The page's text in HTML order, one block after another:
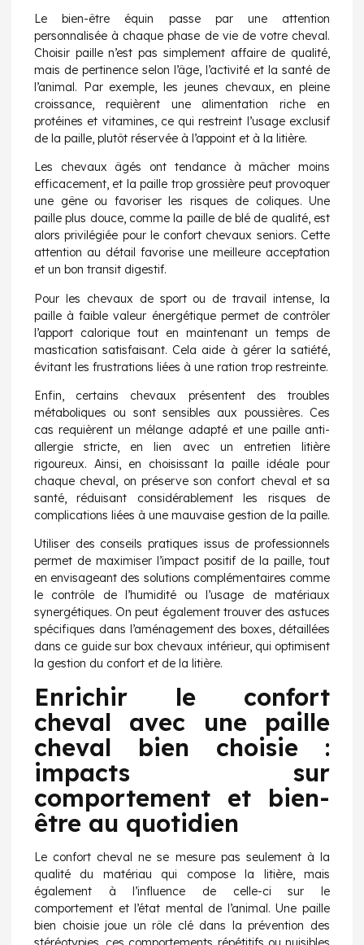
Le bien-être équin passe par une attention
personnalisée à chaque phase de vie de votre cheval.
Choisir paille n’est pas simplement affaire de qualité,
mais de pertinence selon l’âge, l’activité et la santé de
l’animal. Par exemple, les jeunes chevaux, en pleine
croissance, requièrent une alimentation riche en
protéines et vitamines, ce qui restreint l’usage exclusif
de la paille, plutôt réservée à l’appoint et à la litière.
Les chevaux âgés ont tendance à mâcher moins
efficacement, et la paille trop grossière peut provoquer
une gêne ou favoriser les risques de coliques. Une
paille plus douce, comme la paille de blé de qualité, est
alors privilégiée pour le confort chevaux seniors. Cette
attention au détail favorise une meilleure acceptation
et un bon transit digestif.
Pour les chevaux de sport ou de travail intense, la
paille à faible valeur énergétique permet de contrôler
l’apport calorique tout en maintenant un temps de
mastication satisfaisant. Cela aide à gérer la satiété,
évitant les frustrations liées à une ration trop restreinte.
Enfin, certains chevaux présentent des troubles
métaboliques ou sont sensibles aux poussières. Ces
cas requièrent un mélange adapté et une paille anti-
allergie stricte, en lien avec un entretien litière
rigoureux. Ainsi, en choisissant la paille idéale pour
chaque cheval, on préserve son confort cheval et sa
santé, réduisant considérablement les risques de
complications liées à une mauvaise gestion de la paille.
Utiliser des conseils pratiques issus de professionnels
permet de maximiser l’impact positif de la paille, tout
en envisageant des solutions complémentaires comme
le contrôle de l’humidité ou l’usage de matériaux
synergétiques. On peut également trouver des astuces
spécifiques dans l’aménagement des boxes, détaillées
dans ce guide sur box chevaux intérieur, qui optimisent
la gestion du confort et de la litière.
Enrichir le confort
cheval avec une paille
cheval bien choisie :
impacts sur
comportement et bien-
être au quotidien
Le confort cheval ne se mesure pas seulement à la
qualité du matériau qui compose la litière, mais
également à l’influence de celle-ci sur le
comportement et l’état mental de l’animal. Une paille
bien choisie joue un rôle clé dans la prévention des